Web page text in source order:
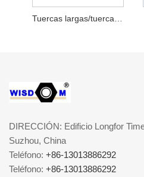
Tuercas largas/tuercas de acoplamiento
DIRECCIÓN: Edificio Longfor
Suzhou, China
Teléfono: +86-13013886292
Teléfono: +86-13013886292